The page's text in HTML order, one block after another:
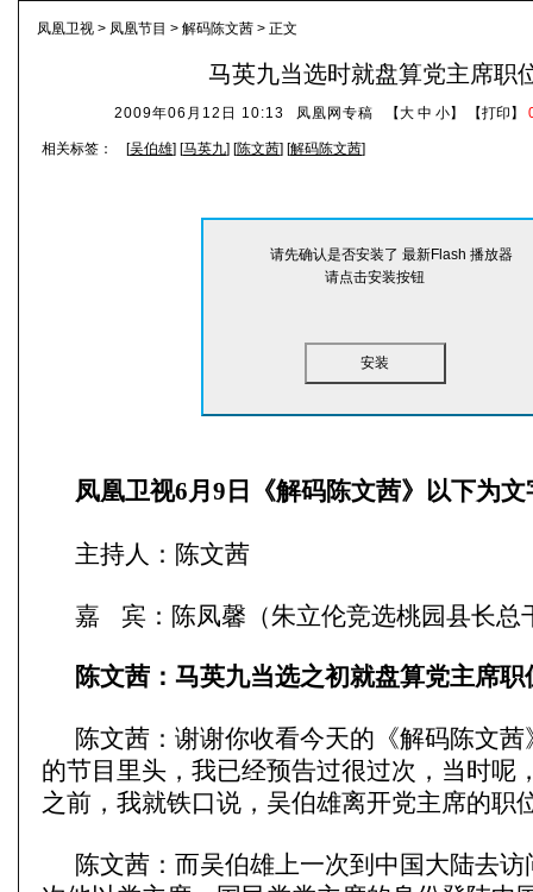
凤凰卫视 > 凤凰节目 > 解码陈文茜 > 正文
马英九当选时就盘算党主席职
2009年06月12日 10:13 凤凰网专稿 【大 中 小】 【打印 】
相关标签： [吴伯雄] [马英九] [陈文茜] [解码陈文茜]
请先确认是否安装了 最新Flash 播放器
请点击安装按钮
安装
凤凰卫视6月9日《解码陈文茜》以下为
主持人：陈文茜
嘉 宾：陈凤馨（朱立伦竞选桃园县长总
陈文茜：马英九当选之初就盘算党主席职
陈文茜：谢谢你收看今天的《解码陈文
的节目里头，我已经预告过很过次，当时呢
之前，我就铁口说，吴伯雄离开党主席的职
陈文茜：而吴伯雄上一次到中国大陆去